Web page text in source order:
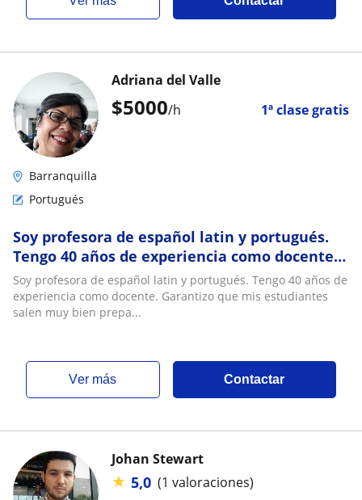
$5000/h 1ª clase gratis
Adriana del Valle
Barranquilla
Portugués
Soy profesora de español latin y portugués.
Tengo 40 años de experiencia como docente.
Garantizo que mis estudiantes salen muy
bien preparados. Lectura comprensiva,
ortografia y gramatica. Redaccion de textos
Soy profesora de español latin y portugués. Tengo 40 años de
experiencia como docente. Garantizo que mis estudiantes
salen muy bien prepa...
ver más Contactar
Johan Stewart
★ 5,0 (1 valoraciones)